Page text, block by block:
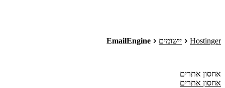
Hostinger יישומים EmailEngine
אחסון אתרים
אחסון אתרים